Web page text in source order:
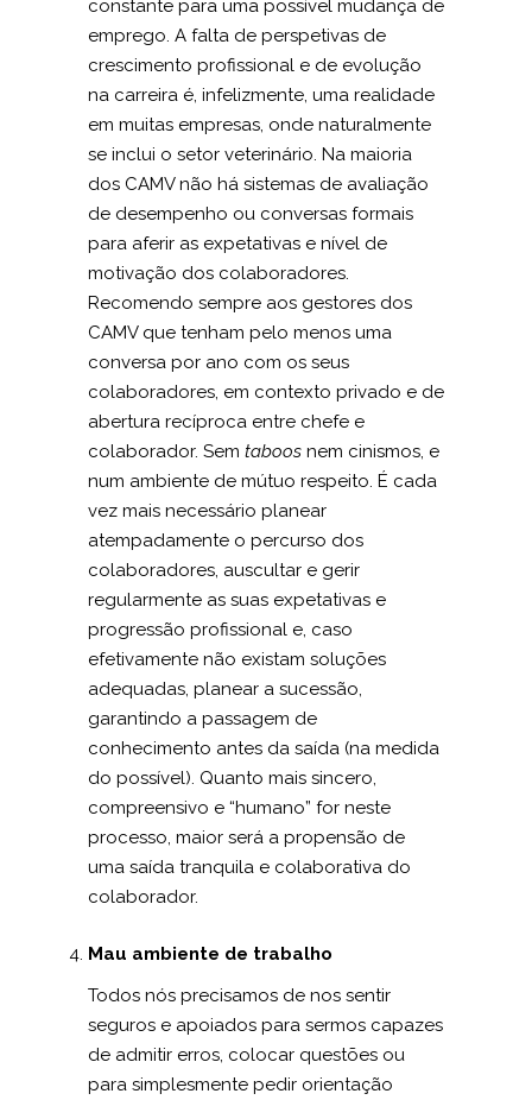
constante para uma possível mudança de
emprego. A falta de perspetivas de
crescimento profissional e de evolução
na carreira é, infelizmente, uma realidade
em muitas empresas, onde naturalmente
se inclui o setor veterinário. Na maioria
dos CAMV não há sistemas de avaliação
de desempenho ou conversas formais
para aferir as expetativas e nível de
motivação dos colaboradores.
Recomendo sempre aos gestores dos
CAMV que tenham pelo menos uma
conversa por ano com os seus
colaboradores, em contexto privado e de
abertura recíproca entre chefe e
colaborador. Sem taboos nem cinismos, e
num ambiente de mútuo respeito. É cada
vez mais necessário planear
atempadamente o percurso dos
colaboradores, auscultar e gerir
regularmente as suas expetativas e
progressão profissional e, caso
efetivamente não existam soluções
adequadas, planear a sucessão,
garantindo a passagem de
conhecimento antes da saída (na medida
do possível). Quanto mais sincero,
compreensivo e “humano” for neste
processo, maior será a propensão de
uma saída tranquila e colaborativa do
colaborador.
Mau ambiente de trabalho
Todos nós precisamos de nos sentir
seguros e apoiados para sermos capazes
de admitir erros, colocar questões ou
para simplesmente pedir orientação